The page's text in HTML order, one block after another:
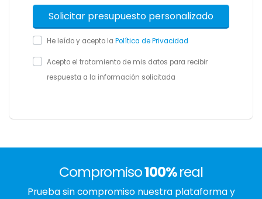
He leído y acepto la Política de Privacidad
Acepto el tratamiento de mis datos para recibir
respuesta a la información solicitada
Compromiso100%real
Prueba sin compromiso nuestra plataforma y